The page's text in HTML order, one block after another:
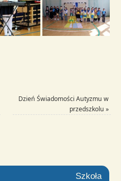
Dzień Świadomości Autyzmu w
przedszkolu »
Szkoła